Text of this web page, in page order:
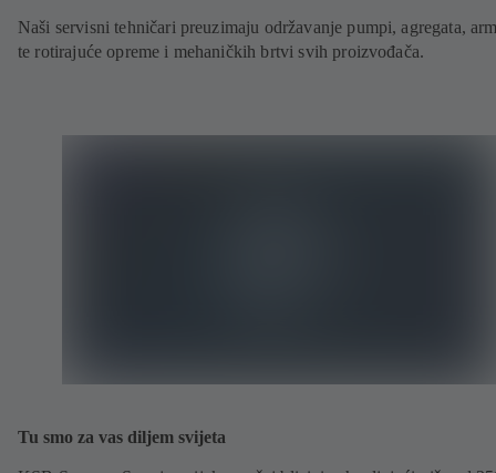
Naši servisni tehničari preuzimaju održavanje pumpi, agregata,
te rotirajuće opreme i mehaničkih brtvi svih proizvođača.
Tu smo za vas diljem svijeta